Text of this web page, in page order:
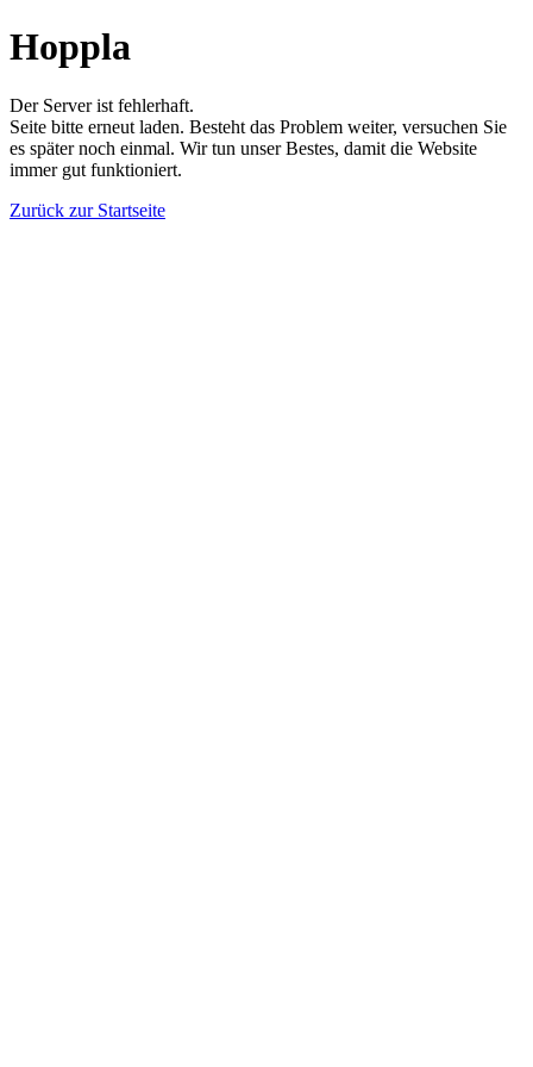
Hoppla
Der Server ist fehlerhaft.
Seite bitte erneut laden. Besteht das Problem weiter, versuchen Sie
es später noch einmal. Wir tun unser Bestes, damit die Website
immer gut funktioniert.
Zurück zur Startseite